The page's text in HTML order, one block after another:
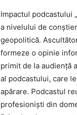
Impactul podcastului
a nivelului de
geopolitică.
formeze o opinie
primit de la audiență
al podcastului, care
apărare. Podcastul
profesioniști din